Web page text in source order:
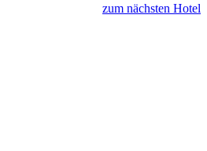
zum nächsten Hotel